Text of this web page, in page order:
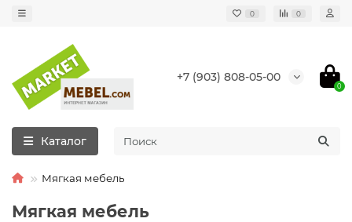
0 0
+7 (903) 808-05-00
0
Каталог
Мягкая мебель
Мягкая мебель